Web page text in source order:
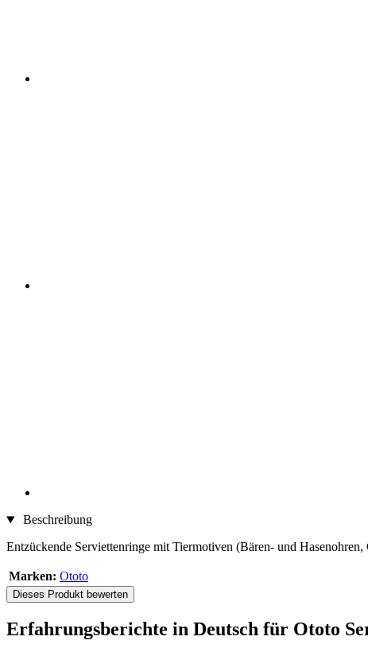
Beschreibung
Entzückende Serviettenringe mit Tiermotiven (Bären- und
Marken: Ototo
Dieses Produkt bewerten
Erfahrungsberichte in Deutsch für Ototo